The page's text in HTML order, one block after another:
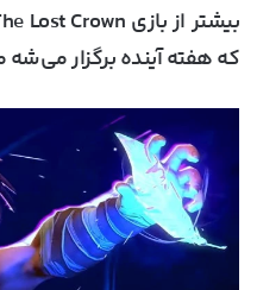
که هفته آینده برگزار